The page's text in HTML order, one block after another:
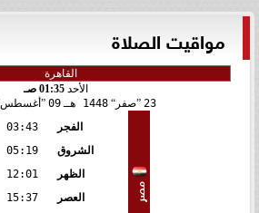
مواقيت الصلاة
الأحد01:35 صـ
23
صفر 1448 هـ 09 أغسطس
مصر
الفجر
03:43
الشروق
05:19
الظهر
12:01
العصر
15:37